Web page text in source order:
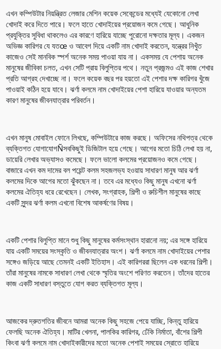
এখন কম্পিউটার নিয়ন্ত্রিত লেজার মেশিন কয়েক সেকেন্ডের মধ্যেই যেকোনো লেখা
খোদাই করে দিতে পারে। ফলে হাতে খোদাইয়ের প্রয়োজন কমে গেছে। আধুনিক
প্রযুক্তির সুবিধা থাকলেও এর কারণে হারিয়ে যাচ্ছে পুরোনো দক্ষতার মূল্য। একজন
অভিজ্ঞ কারিগর যে যতœ ও আবেগ দিয়ে একটি নাম খোদাই করতেন, যন্ত্রের নিখুঁত
কাজেও সেই মানবিক স্পর্শ অনেক সময় পাওয়া যায় না। একসময় যে পেশায় অনেক
মানুষের জীবিকা চলত, এখন সেটি প্রায় বিলুপ্তির পথে। নতুন প্রজন্মও এই কাজ শেখার
প্রতি আগ্রহ দেখাচ্ছে না। ফলে কয়েক বছর পর হয়তো এই পেশার দক্ষ কারিগর খুঁজে
পাওয়াই কঠিন হয়ে যাবে। ঝর্ণা কলমে নাম খোদাইয়ের পেশা হারিয়ে যাওয়ার অন্যতম
কারণ মানুষের জীবনযাত্রার পরিবর্তন।
এখন মানুষ মোবাইল ফোনে লিখছে, কম্পিউটারে কাজ করছে। অফিসের নথিপত্র থেকে
ব্যক্তিগত যোগাযোগÑসবকিছুই ডিজিটাল হয়ে গেছে। আগের মতো চিঠি লেখা হয় না,
ডায়েরি লেখার অভ্যাসও কমেছে। ফলে ভালো কলমের প্রয়োজনও কমে গেছে।
বাজারে এখন কম দামের বল পয়েন্ট কলম সহজলভ্য হওয়ায় সাধারণ মানুষ আর ঝর্ণা
কলমের দিকে আগের মতো ঝুঁকছেন না। তবে এর মধ্যেও কিছু মানুষ এখনো ঝর্ণা
কলমের ঐতিহ্য ধরে রেখেছেন। লেখক, সংগ্রাহক, শিল্পী ও রুচিশীল মানুষের কাছে
একটি সুন্দর ঝর্ণা কলম এখনো বিশেষ আকর্ষণের বিষয়।
একটি পেশার বিলুপ্তি মানে শুধু কিছু মানুষের কর্মসংস্থান হারানো নয়; এর সঙ্গে হারিয়ে
যায় একটি সময়ের সংস্কৃতি ও জীবনযাত্রার অংশ। ঝর্ণা কলমে নাম খোদাইয়ের পেশার
সঙ্গেও জড়িয়ে আছে তেমনই একটি ইতিহাস। এই কারিগররা ছিলেন এক ধরনের শিল্পী।
তাঁরা মানুষের নামকে সাধারণ লেখা থেকে স্মৃতির অংশে পরিণত করতেন। তাঁদের হাতের
কাজ একটি সাধারণ বস্তুতে যোগ করত ব্যক্তিগত মূল্য।
আজকের দ্রুতগতির জীবনে আমরা অনেক কিছু সহজে পেয়ে যাচ্ছি, কিন্তু হারিয়ে
ফেলছি অনেক ঐতিহ্য। মাটির খেলনা, পালকির কারিগর, ঢেঁকি নির্মাতা, বাঁশের শিল্পী
কিংবা ঝর্ণা কলমে নাম খোদাইকারীদের মতো অনেক পেশাই সময়ের স্রোতে হারিয়ে